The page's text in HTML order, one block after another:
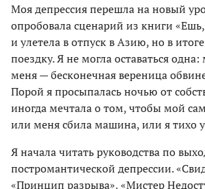
Моя депрессия перешла на новый
опробовала сценарий из книги
и улетела в отпуск в Азию, но в
поездку. Я не могла оставаться
меня — бесконечная вереница
Порой я просыпалась ночью от
иногда мечтала о том, чтобы мой
или меня сбила машина, или я тихо
Я начала читать руководства по
постромантической депрессии.
«Принцип разрыва», «Мистер